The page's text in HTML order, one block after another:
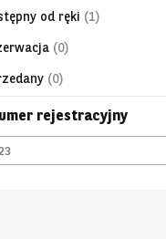
od ręki (1)
(0)
(0)
rejestracyjny